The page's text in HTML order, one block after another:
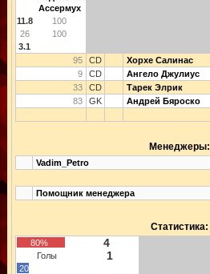
Ассермух
11.8
100
26
100
3.1
95
CD Хорхе Салинас
9
CD Ангело Джулиус
33
CD Тарек Элрик
83
GK Андрей Бяроско
Менеджеры:
Vadim_Petro
Помощник менеджера
Статистика:
80% 4
Голы 1
20%